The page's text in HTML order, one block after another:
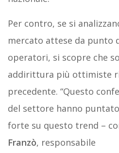
Per contro, se si
mercato attese da punto
operatori, si scopre che
addirittura più ottimiste
precedente. “Questo
del settore hanno
forte su questo trend –
Franzò, responsabile